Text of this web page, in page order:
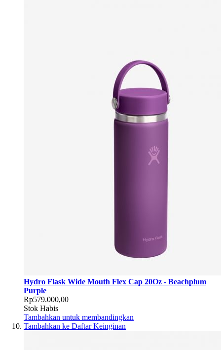
Hydro Flask Wide Mouth Flex Cap 20Oz - Beachplum
Purple
Rp579.000,00
Stok Habis
Tambahkan untuk membandingkan
Tambahkan ke Daftar Keinginan